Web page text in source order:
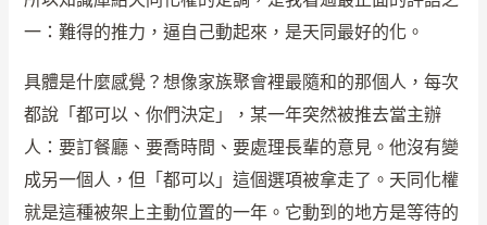
一：難得的推力，逼自己動起來，是天同最好的化。
具體是什麼感覺？想像家族聚會裡最隨和的那個人，每次
都說「都可以、你們決定」，某一年突然被推去當主辦
人：要訂餐廳、要喬時間、要處理長輩的意見。他沒有變
成另一個人，但「都可以」這個選項被拿走了。天同化權
就是這種被架上主動位置的一年。它動到的地方是等待的